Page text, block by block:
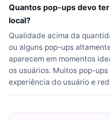
Quantos pop-ups devo
local?
Qualidade acima da
ou alguns pop-ups
aparecem em momentos
os usuários. Muitos pop-
experiência do usuário e